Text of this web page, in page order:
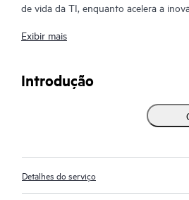
de vida da TI, enquanto acelera a
suporte a infraestrutura e soluções de
normas do governo e à minimização
associadas ao gerenciamento e ao
Quando sua organização está
atualizando armazenamento e
dispositivos de armazenamento de
medidas para proteger as
estar neles. Apenas excluir os
Exibir mais
Introdução
Detalhes do serviço